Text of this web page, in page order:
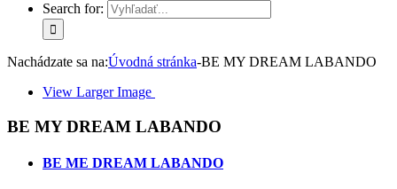
Search for:
Nachádzate sa na:Úvodná stránka-BE MY DREAM LABANDO
View Larger Image
BE MY DREAM LABANDO
BE ME DREAM LABANDO